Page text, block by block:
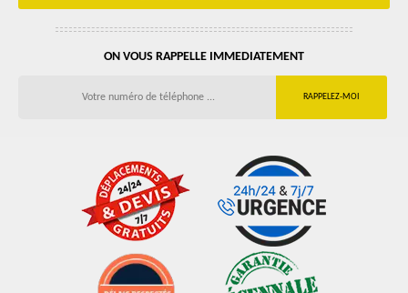
ON VOUS RAPPELLE IMMEDIATEMENT